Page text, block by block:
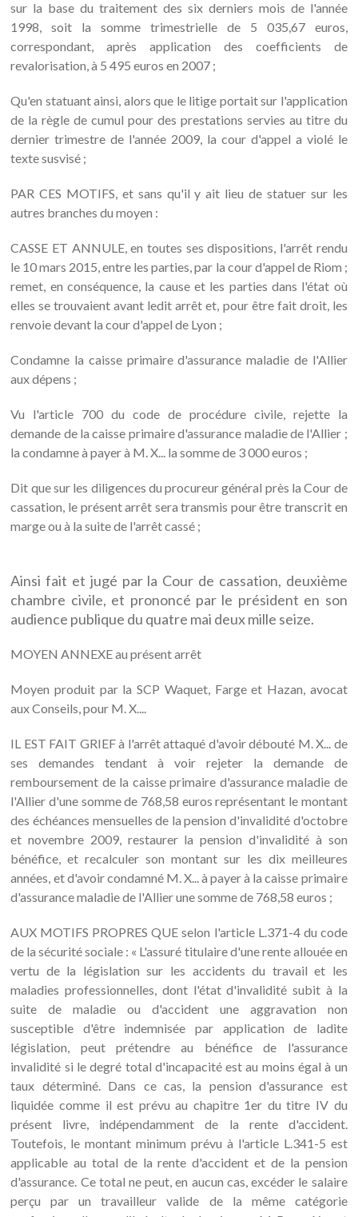
sur la base du traitement des six derniers mois de l'année
1998, soit la somme trimestrielle de 5 035,67 euros,
correspondant, après application des coefficients de
revalorisation, à 5 495 euros en 2007 ;
Qu'en statuant ainsi, alors que le litige portait sur l'application
de la règle de cumul pour des prestations servies au titre du
dernier trimestre de l'année 2009, la cour d'appel a violé le
texte susvisé ;
PAR CES MOTIFS, et sans qu'il y ait lieu de statuer sur les
autres branches du moyen :
CASSE ET ANNULE, en toutes ses dispositions, l'arrêt rendu
le 10 mars 2015, entre les parties, par la cour d'appel de Riom ;
remet, en conséquence, la cause et les parties dans l'état où
elles se trouvaient avant ledit arrêt et, pour être fait droit, les
renvoie devant la cour d'appel de Lyon ;
Condamne la caisse primaire d'assurance maladie de l'Allier
aux dépens ;
Vu l'article 700 du code de procédure civile, rejette la
demande de la caisse primaire d'assurance maladie de l'Allier ;
la condamne à payer à M. X... la somme de 3 000 euros ;
Dit que sur les diligences du procureur général près la Cour de
cassation, le présent arrêt sera transmis pour être transcrit en
marge ou à la suite de l'arrêt cassé ;
Ainsi fait et jugé par la Cour de cassation, deuxième
chambre civile, et prononcé par le président en son
audience publique du quatre mai deux mille seize.
MOYEN ANNEXE au présent arrêt
Moyen produit par la SCP Waquet, Farge et Hazan, avocat
aux Conseils, pour M. X....
IL EST FAIT GRIEF à l'arrêt attaqué d'avoir débouté M. X... de
ses demandes tendant à voir rejeter la demande de
remboursement de la caisse primaire d'assurance maladie de
l'Allier d'une somme de 768,58 euros représentant le montant
des échéances mensuelles de la pension d'invalidité d'octobre
et novembre 2009, restaurer la pension d'invalidité à son
bénéfice, et recalculer son montant sur les dix meilleures
années, et d'avoir condamné M. X... à payer à la caisse primaire
d'assurance maladie de l'Allier une somme de 768,58 euros ;
AUX MOTIFS PROPRES QUE selon l'article L.371-4 du code
de la sécurité sociale : « L'assuré titulaire d'une rente allouée en
vertu de la législation sur les accidents du travail et les
maladies professionnelles, dont l'état d'invalidité subit à la
suite de maladie ou d'accident une aggravation non
susceptible d'être indemnisée par application de ladite
législation, peut prétendre au bénéfice de l'assurance
invalidité si le degré total d'incapacité est au moins égal à un
taux déterminé. Dans ce cas, la pension d'assurance est
liquidée comme il est prévu au chapitre 1er du titre IV du
présent livre, indépendamment de la rente d'accident.
Toutefois, le montant minimum prévu à l'article L.341-5 est
applicable au total de la rente d'accident et de la pension
d'assurance. Ce total ne peut, en aucun cas, excéder le salaire
perçu par un travailleur valide de la même catégorie